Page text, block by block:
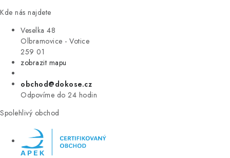
Kde nás najdete
Veselka 48
Olbramovice - Votice
259 01
zobrazit mapu
obchod@dokose.cz
Odpovíme do 24 hodin
Spolehlivý obchod
ÚKLID
VÝPRODEJ
ZNAČKY
Úvod Kontakt Blog
Moje objednávka